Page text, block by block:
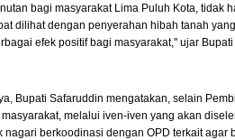
bagi masyarakat Lima Puluh Kota, tidak
dilihat dengan penyerahan hibah tanah
efek positif bagi masyarakat," ujar
Bupati Safaruddin mengatakan, selain
melalui iven-iven yang akan
nagari berkoodinasi dengan OPD terkait